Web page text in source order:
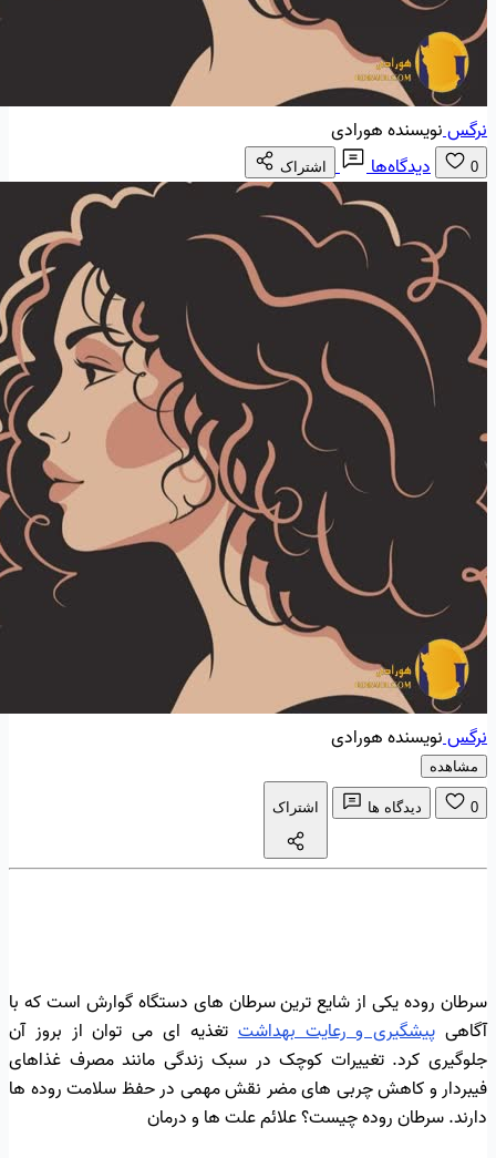
نرگسنویسنده هورادی
0 دیدگاه‌ها اشتراک
نرگسنویسنده هورادی
مشاهده
0 دیدگاه ها اشتراک
سرطان روده یکی از شایع ترین سرطان های دستگاه گوارش است که با
آگاهی پیشگیری و رعایت بهداشتتغذیه ای می توان از بروز آن
جلوگیری کرد. تغییرات کوچک در سبک زندگی مانند مصرف غذاهای
فیبردار و کاهش چربی های مضر نقش مهمی در حفظ سلامت روده ها
دارند. سرطان روده چیست؟ علائم علت ها و درمان